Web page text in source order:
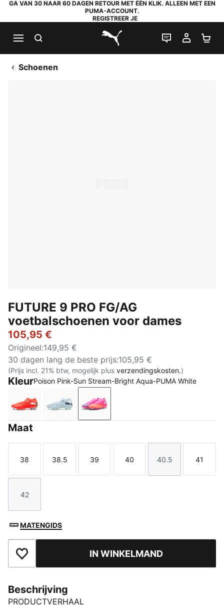
GA VAN 30 NAAR 60 DAGEN RETOUR MET ÉÉN KLIK. ALLEEN MET EEN
PUMA-ACCOUNT.
REGISTREER JE
PUMA.com
LIVE CHAT
MIJN
Schoenen
FUTURE 9 PRO FG/AG
voetbalschoenen voor dames
105,95 €
Origineel:149,95 €
30 dagen lang de beste prijs:105,95 €
(Prijs incl. 21% btw, mogelijk plus verzendingskosten.)
KleurPoison Pink-Sun Stream-Bright Aqua-PUMA White
Glowing Red-PUMA White-PUMA Black-PUMA Silver
Icy Blue-Blue JewelPoison Pink-Sun Stream-Bright
Maat
Maat
38
Maat
38.5
Maat
39
Maat
40
Maat
40.5
Maat
41
Maat
42
MATENGIDS
Toegevoegd aan favorietenIN WINKELMAND
Beschrijving
PRODUCTVERHAAL